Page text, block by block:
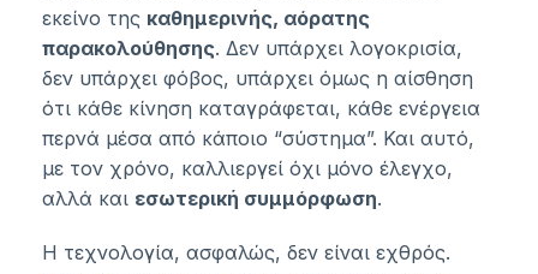
εκείνο της καθημερινής, αόρατης
παρακολούθησης. Δεν υπάρχει λογοκρισία,
δεν υπάρχει φόβος, υπάρχει όμως η αίσθηση
ότι κάθε κίνηση καταγράφεται, κάθε ενέργεια
περνά μέσα από κάποιο “σύστημα”. Και αυτό,
με τον χρόνο, καλλιεργεί όχι μόνο έλεγχο,
αλλά και εσωτερική συμμόρφωση.
Η τεχνολογία, ασφαλώς, δεν είναι εχθρός.